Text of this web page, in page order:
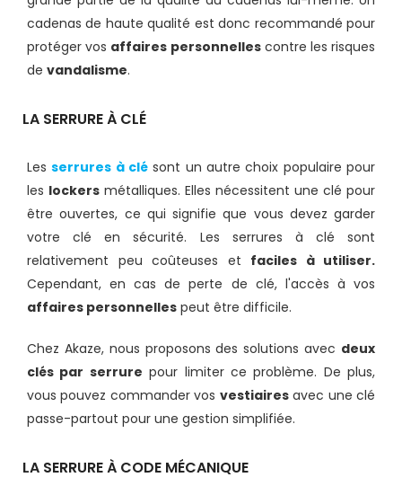
cadenas de haute qualité est donc recommandé pour
protéger vos affaires personnellescontre les risques
de vandalisme.
LA SERRURE À CLÉ
Lesserrures à clé sont un autre choix populaire pour
les lockers métalliques. Elles nécessitent une clé pour
être ouvertes, ce qui signifie que vous devez garder
votre clé en sécurité. Les serrures à clé sont
relativement peu coûteuses et faciles à utiliser.
Cependant, en cas de perte de clé, l'accès à vos
affaires personnelles peut être difficile.
Chez Akaze, nous proposons des solutions avec deux
clés par serrure pour limiter ce problème. De plus,
vous pouvez commander vos vestiairesavec une clé
passe-partout pour une gestion simplifiée.
LA SERRURE À CODE MÉCANIQUE